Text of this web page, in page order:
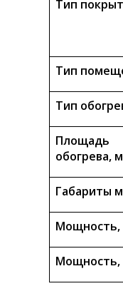
Тип
Тип
Тип
Площадь
обогрева,
Габариты
Мощность,
Мощность,